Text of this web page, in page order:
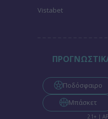
Vistabet
Ποδόσφαιρο
Μπάσκετ
21+ |